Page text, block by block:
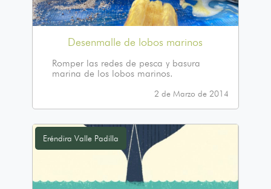
Desenmalle de lobos marinos
Romper las redes de pesca y basura
marina de los lobos marinos.
2 de Marzo de 2014
Eréndira Valle Padilla